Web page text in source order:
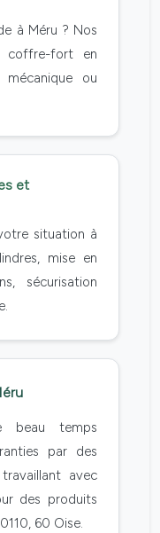
à Méru ? Nos
coffre-fort en
ou
et
situation à
mise en
sécurisation
beau temps
par des
avec
des produits
60 Oise.